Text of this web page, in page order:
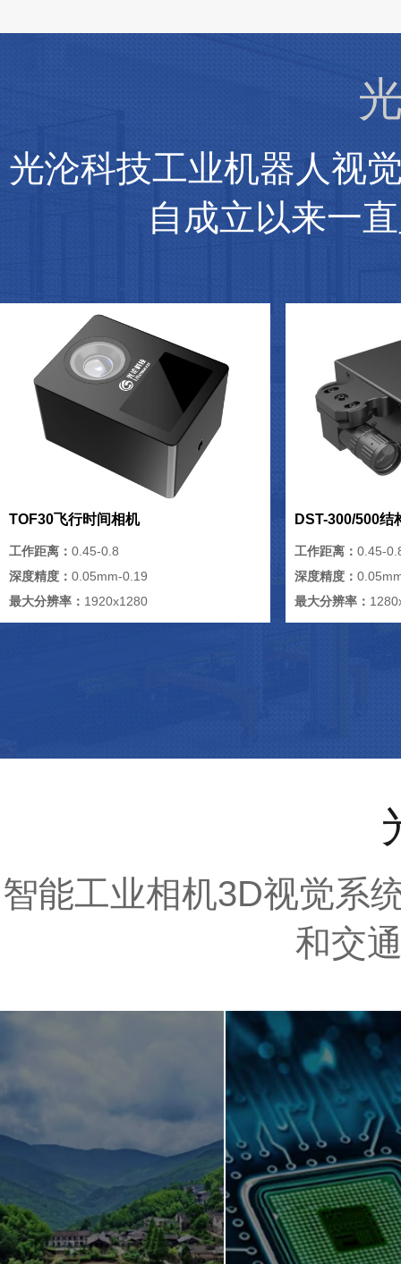
光沦科技工业机器人视
自成立以来一
TOF30飞行时间相机
工作距离： 0.45-0.8
深度精度： 0.05mm-0.19
最大分辨率： 1920x1280
DST-300/500结
工作距离：0.45-
深度精度：
最大分辨率：
智能工业相机3D视觉系
和交